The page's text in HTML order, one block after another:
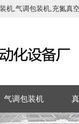
机,气调包装机,充氮真
气调包装机